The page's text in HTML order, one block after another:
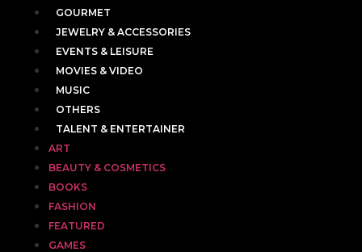
GOURMET
JEWELRY & ACCESSORIES
EVENTS & LEISURE
MOVIES & VIDEO
MUSIC
OTHERS
TALENT & ENTERTAINER
ART
BEAUTY & COSMETICS
BOOKS
FASHION
FEATURED
GAMES